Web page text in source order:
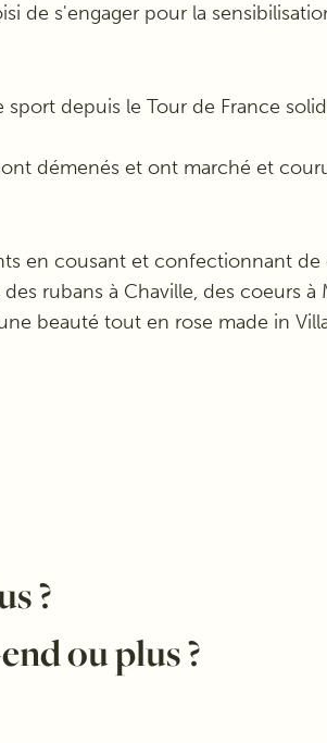
de s'engager pour la
depuis le Tour de France
démenés et ont marché et
en cousant et confectionnant de
rubans à Chaville, des coeurs à
beauté tout en rose made in
?
ou plus ?